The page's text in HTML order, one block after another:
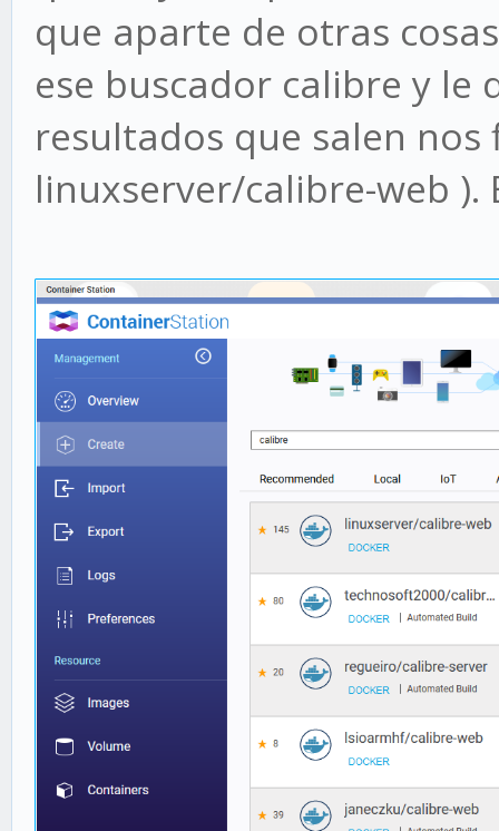
que aparte de otras
ese buscador calibre y le
resultados que salen
linuxserver/calibre-web ).